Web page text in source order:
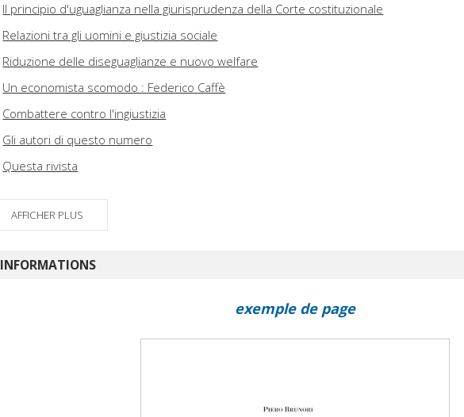
Il principio d'uguaglianza nella giurisprudenza della Corte costituzionale
Relazioni tra gli uomini e giustizia sociale
Riduzione delle diseguaglianze e nuovo welfare
Un economista scomodo : Federico Caffè
Combattere contro l'ingiustizia
Gli autori di questo numero
Questa rivista
AFFICHER PLUS
INFORMATIONS
exemple de page